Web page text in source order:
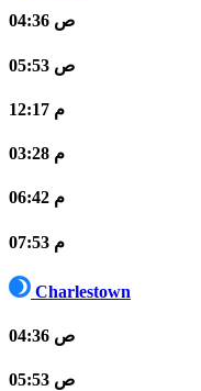
04:36 ص
05:53 ص
12:17 م
03:28 م
06:42 م
07:53 م
Charlestown
04:36 ص
05:53 ص